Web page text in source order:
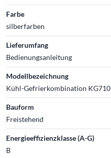
Farbe
silberfarben
Lieferumfang
Bedienungsanleitung
Modellbezeichnung
Kühl-Gefrierkombination KG710
Bauform
Freistehend
Energieeffizienzklasse (A-G)
B